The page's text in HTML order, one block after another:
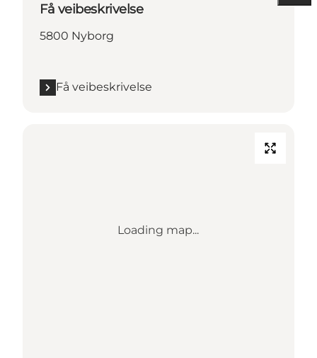
Få veibeskrivelse
5800 Nyborg
Få veibeskrivelse
Loading map...